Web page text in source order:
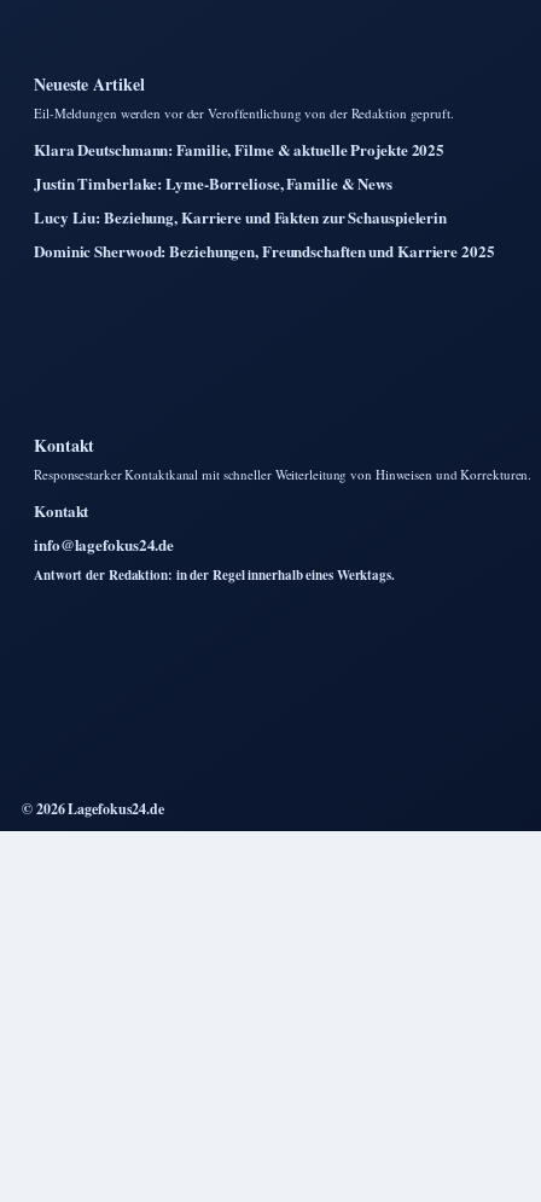
Neueste Artikel
Eil-Meldungen werden vor der Veroffentlichung von der Redaktion gepruft.
Klara Deutschmann: Familie, Filme & aktuelle Projekte 2025
Justin Timberlake: Lyme-Borreliose, Familie & News
Lucy Liu: Beziehung, Karriere und Fakten zur Schauspielerin
Dominic Sherwood: Beziehungen, Freundschaften und Karriere 2025
Kontakt
Responsestarker Kontaktkanal mit schneller Weiterleitung von Hinweisen und Korrekturen.
Kontakt
info@lagefokus24.de
Antwort der Redaktion: in der Regel innerhalb eines Werktags.
© 2026 Lagefokus24.de